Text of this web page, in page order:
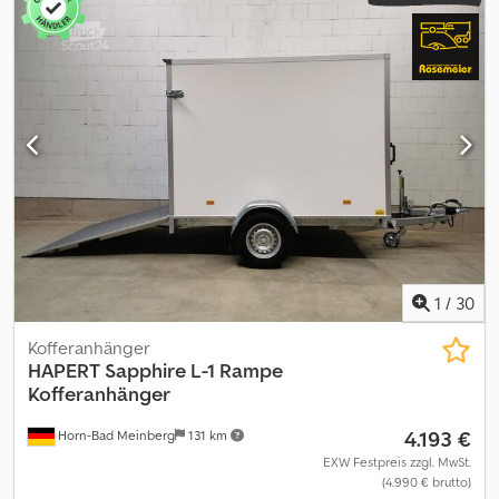
Punktbelastungen Begrenzungsleuchten V-Deichsel geschraubt
Inkl. Fahrzeugpapiere Mögliche weitere Optionen und Zubehör
für diesen Anhänger: Dcodpfoy I Tbdex Abpok Heckstützen
Radstoßdämpfer inkl. 100 km/h-Gutachten Verzurrschienen
seitlich an der Wand montiert Sperrstangen zur optimalen
Ladungssicherung Diebstahlsicherung Bezüglich einer
individuellen und maßgeschneiderten Finanzierung sprechen Sie
uns einfach an! Weitere 1000 Anhänger im Anhänger-Centrum
Rosemeier. Schauen Sie sich bei uns um. Wir beraten Sie gern.
1 / 30
Horn-Bad Meinberg 131 km
Kofferanhänger
HAPERT Sapphire L-1 Rampe
Kofferanhänger
4.193 €
EXW Festpreis zzgl. MwSt.
(4.990 € brutto)